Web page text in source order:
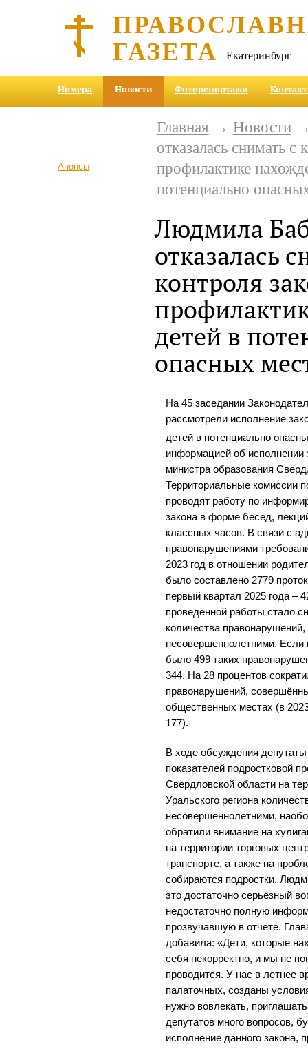
ГАЗЕТА Екатеринбург
Номера Новости Фоторепортажи
Анонсы
Главная → Новости→
отказалась снимать с
профилактике
потенциально
Людмила
отказалась
контроля
детей в
опасных
На 45 заседании
рассмотрели исполнение
детей в потенциально
информацией об исполнении
министра образования
Территориальные комиссии
проводят работу по
закона в форме бесед,
классных часов. В связи с
правонарушениями
2023 год в отношении
было составлено 2779
первый квартал 2025 года –
проведённой работы стало
количества
несовершеннолетними. Если
было 499 таких
344. На 28 процентов
правонарушений,
общественных местах (в
177).
В ходе обсуждения
показателей подростковой
Свердловской области на
Уральского региона
несовершеннолетними,
обратили внимание на
на территории торговых
транспорте, а также на
собираются подростки.
это достаточно серьёзный
недостаточно полную
прозвучавшую в отчете.
добавила: «Дети, которые
себя некорректно, и мы не
проводится. У нас в летнее
палаточных, созданы
нужно вовлекать,
депутатов много вопросов,
исполнение данного закона,